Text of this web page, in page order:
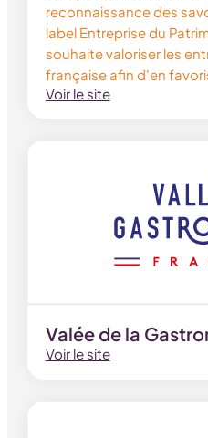
reconnaissance des
label Entreprise du
souhaite valoriser les
française afin d'en
Voir le site
Valée de la
Voir le site